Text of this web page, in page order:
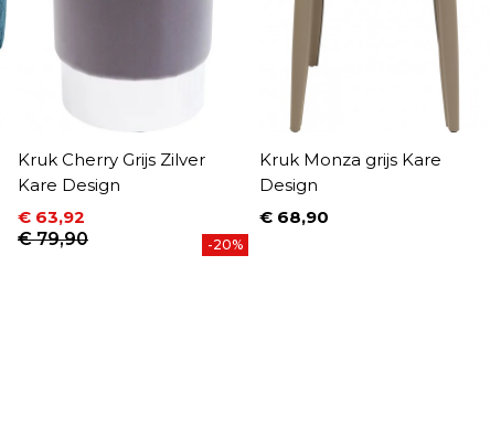
Kruk Cherry Grijs Zilver
Kare Design
Prijs
€ 63,92
Normale prijs
€ 79,90 -20%
Kruk Monza grijs Kare
Design
Prijs
€ 68,90